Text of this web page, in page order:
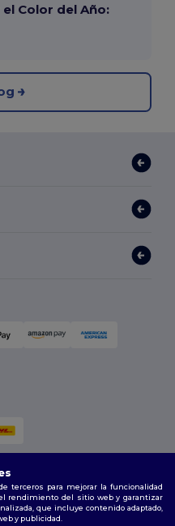
Color del Año:
terceros para mejorar la funcionalidad
rendimiento del sitio web y garantizar
que incluye contenido adaptado,
y publicidad.